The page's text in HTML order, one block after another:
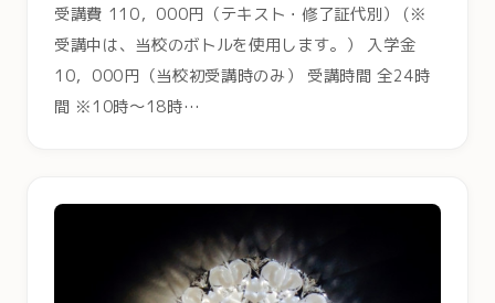
受講費 110，000円（テキスト・修了証代別） (※
受講中は、当校のボトルを使用します。） 入学金
10，000円（当校初受講時のみ） 受講時間 全24時
間 ※10時～18時…